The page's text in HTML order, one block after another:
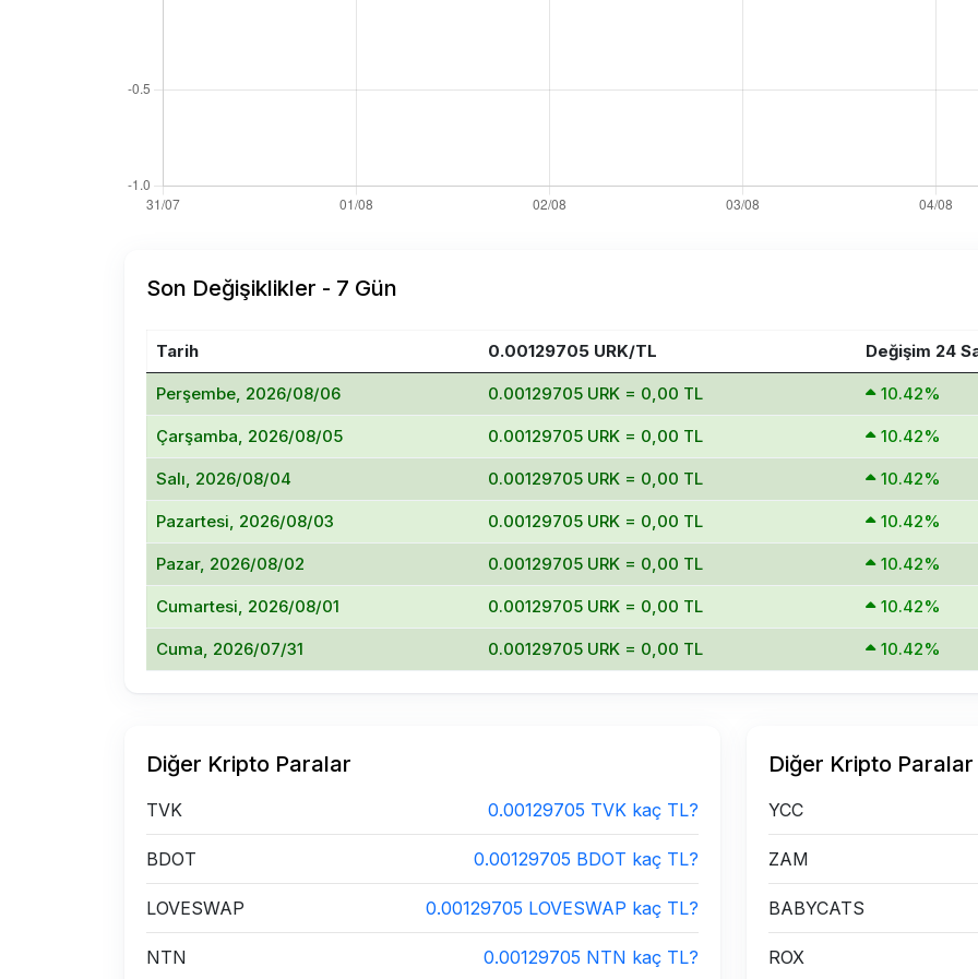
Son Değişiklikler - 7 Gün
Tarih 0.00129705 URK/TL Değişim 24
Perşembe, 2026/08/06 0.00129705 URK = 0,00 TL 10.42%
Çarşamba, 2026/08/05 0.00129705 URK = 0,00 TL 10.42%
Salı, 2026/08/04 0.00129705 URK = 0,00 TL 10.42%
Pazartesi, 2026/08/03 0.00129705 URK = 0,00 TL 10.42%
Pazar, 2026/08/02 0.00129705 URK = 0,00 TL 10.42%
Cumartesi, 2026/08/01 0.00129705 URK = 0,00 TL 10.42%
Cuma, 2026/07/31 0.00129705 URK = 0,00 TL 10.42%
Diğer Kripto Paralar
TVK 0.00129705 TVK kaç TL?
BDOT 0.00129705 BDOT kaç TL?
LOVESWAP 0.00129705 LOVESWAP kaç TL?
NTN 0.00129705 NTN kaç TL?
Diğer Kripto Paralar
YCC
ZAM
BABYCATS
ROX